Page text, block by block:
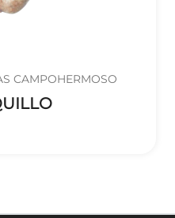
CAMPOHERMOSO